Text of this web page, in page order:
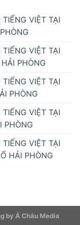
VIỆT TẠI
VIỆT TẠI
PHÒNG
VIỆT TẠI
PHÒNG
VIỆT TẠI
PHÒNG
VIỆT TẠI
HẢI PHÒNG
by Á Châu Media